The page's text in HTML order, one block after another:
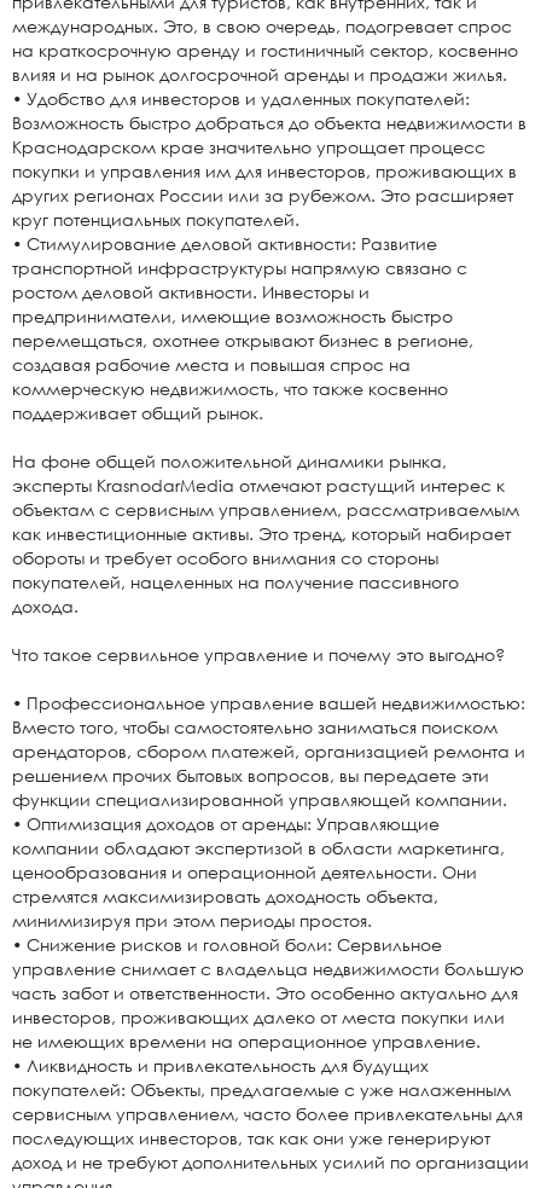
международных. Это, в свою очередь, подогревает спрос
на краткосрочную аренду и гостиничный сектор, косвенно
влияя и на рынок долгосрочной аренды и продажи жилья.
• Удобство для инвесторов и удаленных покупателей:
Возможность быстро добраться до объекта недвижимости в
Краснодарском крае значительно упрощает процесс
покупки и управления им для инвесторов, проживающих в
других регионах России или за рубежом. Это расширяет
круг потенциальных покупателей.
• Стимулирование деловой активности: Развитие
транспортной инфраструктуры напрямую связано с
ростом деловой активности. Инвесторы и
предприниматели, имеющие возможность быстро
перемещаться, охотнее открывают бизнес в регионе,
создавая рабочие места и повышая спрос на
коммерческую недвижимость, что также косвенно
поддерживает общий рынок.
На фоне общей положительной динамики рынка,
эксперты KrasnodarMedia отмечают растущий интерес к
объектам с сервисным управлением, рассматриваемым
как инвестиционные активы. Это тренд, который набирает
обороты и требует особого внимания со стороны
покупателей, нацеленных на получение пассивного
дохода.
Что такое сервильное управление и почему это выгодно?
• Профессиональное управление вашей недвижимостью:
Вместо того, чтобы самостоятельно заниматься поиском
арендаторов, сбором платежей, организацией ремонта и
решением прочих бытовых вопросов, вы передаете эти
функции специализированной управляющей компании.
• Оптимизация доходов от аренды: Управляющие
компании обладают экспертизой в области маркетинга,
ценообразования и операционной деятельности. Они
стремятся максимизировать доходность объекта,
минимизируя при этом периоды простоя.
• Снижение рисков и головной боли: Сервильное
управление снимает с владельца недвижимости большую
часть забот и ответственности. Это особенно актуально для
инвесторов, проживающих далеко от места покупки или
не имеющих времени на операционное управление.
• Ликвидность и привлекательность для будущих
покупателей: Объекты, предлагаемые с уже налаженным
сервисным управлением, часто более привлекательны для
последующих инвесторов, так как они уже генерируют
доход и не требуют дополнительных усилий по организации